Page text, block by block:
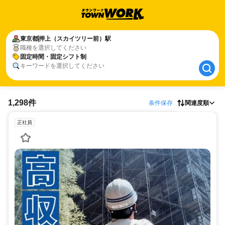
東京都押上（スカイツリー前）駅
職種を選択してください
固定時間・固定シフト制
キーワードを選択してください
東京都押上（スカイツリー前）駅
固定時間・固定シフト制
1,298件 条件保存 関連度順
正社員